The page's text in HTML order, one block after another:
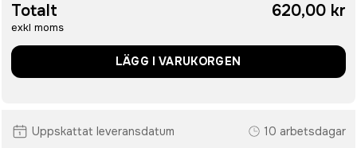
Totalt
exkl moms
620,00 kr
LÄGG I VARUKORGEN
Uppskattat leveransdatum 10 arbetsdagar